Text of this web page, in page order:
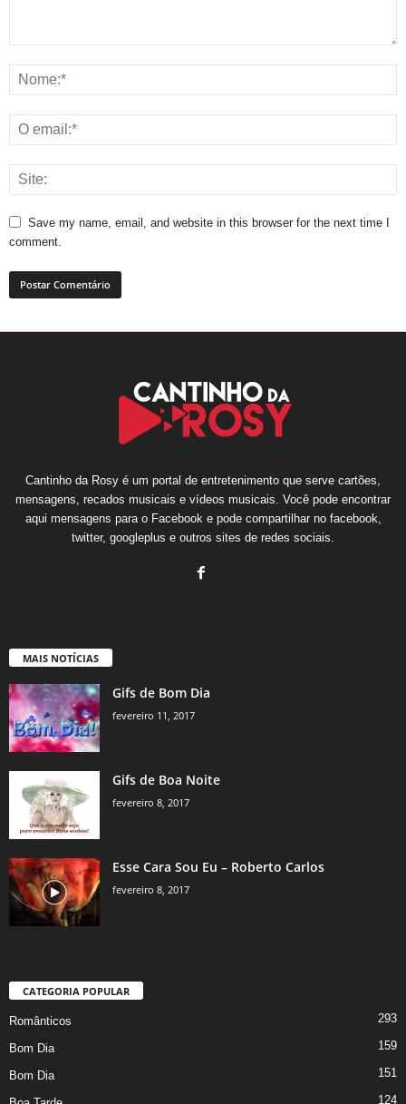
Save my name, email, and website in this browser for the next time I
comment.
Cantinho da Rosy é um portal de entretenimento que serve cartões,
mensagens, recados musicais e vídeos musicais. Você pode encontrar
aqui mensagens para o Facebook e pode compartilhar no facebook,
twitter, googleplus e outros sites de redes sociais.
MAIS NOTÍCIAS
Gifs de Bom Dia
fevereiro 11, 2017
Gifs de Boa Noite
fevereiro 8, 2017
Esse Cara Sou Eu – Roberto Carlos
fevereiro 8, 2017
CATEGORIA POPULAR
Românticos 293
Bom Dia 159
Bom Dia 151
124